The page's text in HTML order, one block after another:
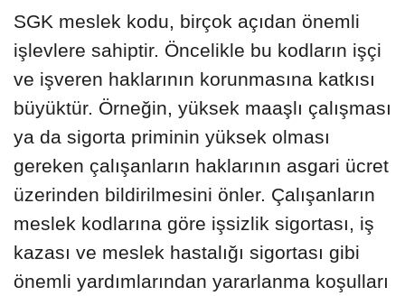
SGK meslek kodu, birçok açıdan önemli
işlevlere sahiptir. Öncelikle bu kodların işçi
ve işveren haklarının korunmasına katkısı
büyüktür. Örneğin, yüksek maaşlı çalışması
ya da sigorta priminin yüksek olması
gereken çalışanların haklarının asgari ücret
üzerinden bildirilmesini önler. Çalışanların
meslek kodlarına göre işsizlik sigortası, iş
kazası ve meslek hastalığı sigortası gibi
önemli yardımlarından yararlanma koşulları